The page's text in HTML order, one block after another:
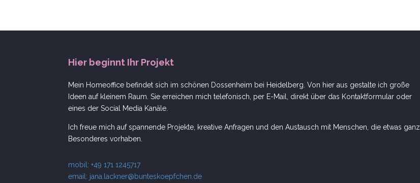
Hier beginnt Ihr Projekt
Mein Homeoffice befindet sich im schönen Dossenheim bei Heidelberg. Von hier aus gestalte ich große
Ideen auf kleinem Raum. Sie erreichen mich telefonisch, per E-Mail, direkt über das Kontaktformular oder
eines der Social Media Kanäle.
Ich freue mich auf spannende Projekte, kreative Anfragen und den Austausch mit Menschen, die etwas ganz
Besonderes vorhaben.
mobil: +49 171 1245717
email: jana.lackner@bunteskoepfchen.de